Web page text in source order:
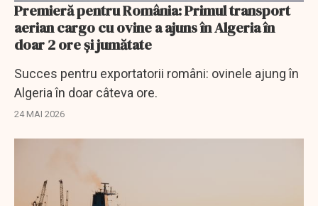
Premieră pentru România: Primul transport
aerian cargo cu ovine a ajuns în Algeria în
doar 2 ore și jumătate
Succes pentru exportatorii români: ovinele ajung în
Algeria în doar câteva ore.
24 MAI 2026